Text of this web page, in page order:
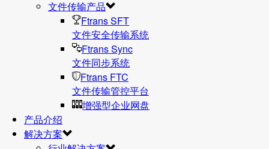
文件传输产品
Ftrans SFT
文件安全传输系统
Ftrans Sync
文件同步系统
Ftrans FTC
文件传输管控平台
增强型企业网盘
产品介绍
解决方案